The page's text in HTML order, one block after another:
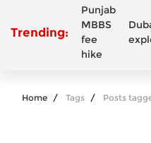
Trending:
Punjab
MBBS
fee
hike
Home Tags Posts